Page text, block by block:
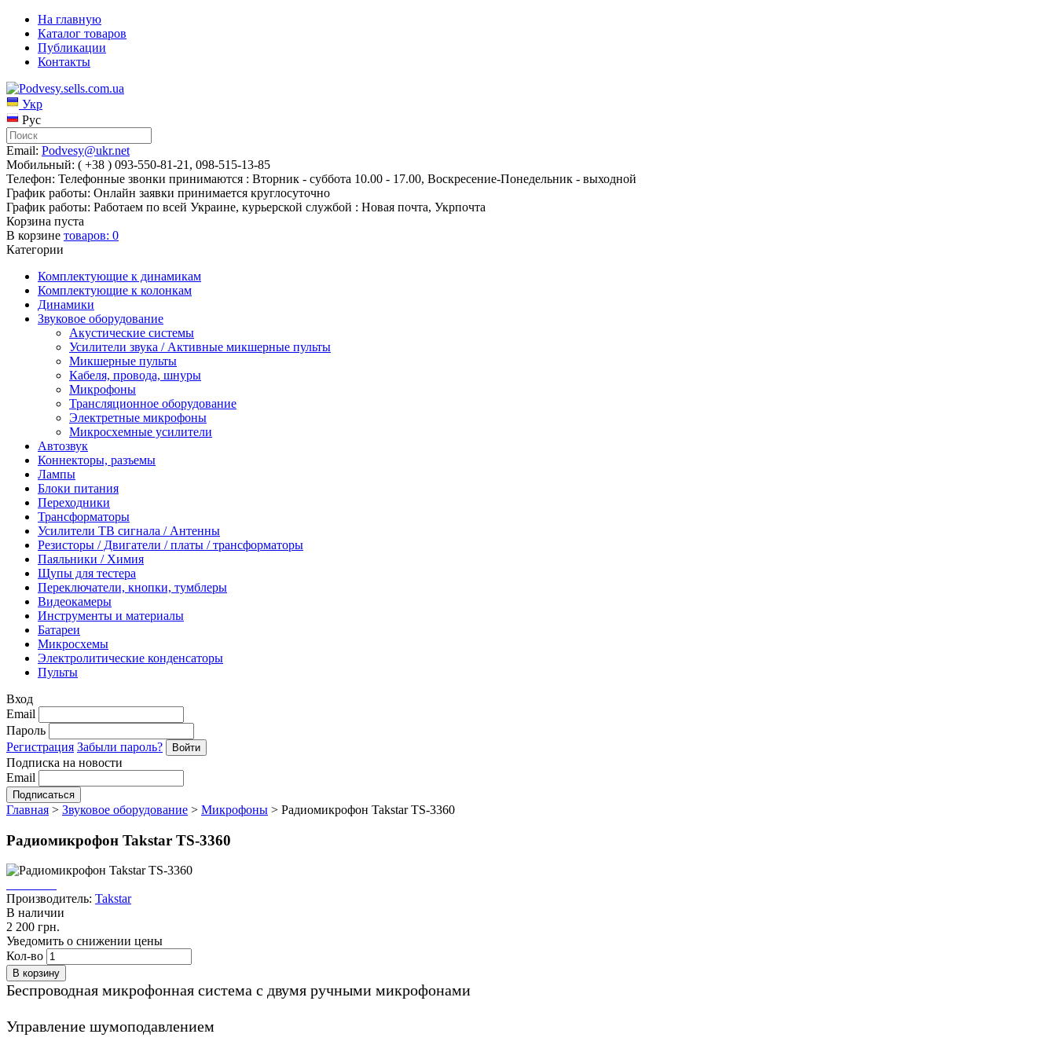
На главную
Каталог товаров
Публикации
Контакты
Укр
Рус
Email: Podvesy@ukr.net
Мобильный: ( +38 ) 093-550-81-21, 098-515-13-85
Телефон: Телефонные звонки принимаются : Вторник - суббота 10.00 - 17.00, Воскресение-Понедельник - выходной
График работы: Онлайн заявки принимается круглосуточно
График работы: Работаем по всей Украине, курьерской службой : Новая почта, Укрпочта
Корзина пуста
В корзине товаров: 0
Категории
Комплектующие к динамикам
Комплектующие к колонкам
Динамики
Звуковое оборудование
Акустические системы
Усилители звука / Активные микшерные пульты
Микшерные пульты
Кабеля, провода, шнуры
Микрофоны
Трансляционное оборудование
Электретные микрофоны
Микросхемные усилители
Автозвук
Коннекторы, разъемы
Лампы
Блоки питания
Переходники
Трансформаторы
Усилители ТВ сигнала / Антенны
Резисторы / Двигатели / платы / трансформаторы
Паяльники / Химия
Щупы для тестера
Переключатели, кнопки, тумблеры
Видеокамеры
Инструменты и материалы
Батареи
Микросхемы
Электролитические конденсаторы
Пульты
Вход
Email
Пароль
Регистрация Забыли пароль?
Подписка на новости
Email
Главная > Звуковое оборудование > Микрофоны > Радиомикрофон Takstar TS-3360
Радиомикрофон Takstar TS-3360
Производитель: Takstar
В наличии
2 200 грн.
Уведомить о снижении цены
Кол-во
Беспроводная микрофонная система с двумя ручными микрофонами
Управление шумоподавлением